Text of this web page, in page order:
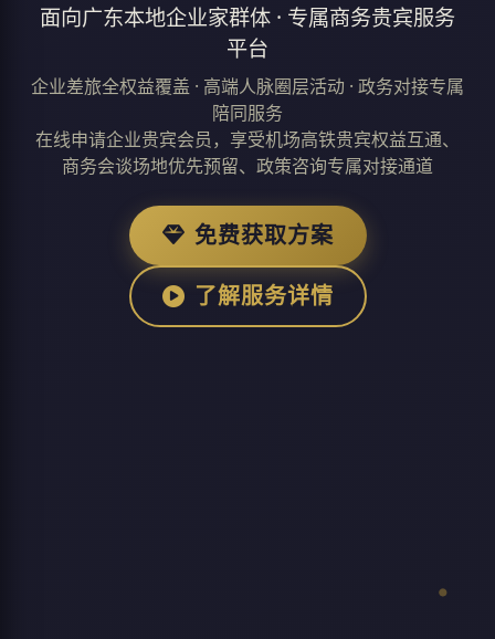
面向广东本地企业家群体 · 专属商务贵宾服务
平台
企业差旅全权益覆盖 · 高端人脉圈层活动 · 政务对接专属
陪同服务
在线申请企业贵宾会员，享受机场高铁贵宾权益互通、
商务会谈场地优先预留、政策咨询专属对接通道
免费获取方案
了解服务详情